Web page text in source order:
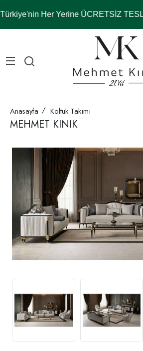
Her Yerine ÜCRETSİZ
Anasayfa Koltuk Takımı
MEHMET KINIK